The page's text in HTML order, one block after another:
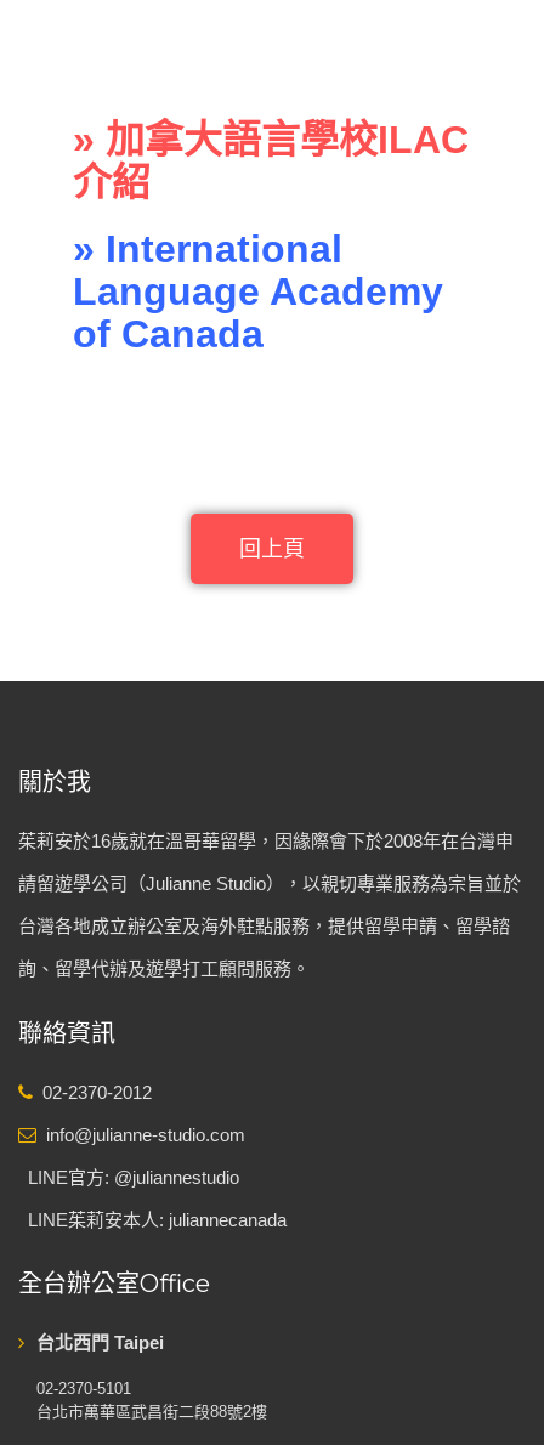
» 加拿大語言學校ILAC
介紹
» International
Language Academy
of Canada
回上頁
關於我
茱莉安於16歲就在溫哥華留學，因緣際會下於2008年在台灣申
請留遊學公司（Julianne Studio），以親切專業服務為宗旨並於
台灣各地成立辦公室及海外駐點服務，提供留學申請、留學諮
詢、留學代辦及遊學打工顧問服務。
聯絡資訊
02-2370-2012
info@julianne-studio.com
LINE官方: @juliannestudio
LINE茱莉安本人: juliannecanada
全台辦公室Office
台北西門 Taipei
02-2370-5101
台北市萬華區武昌街二段88號2樓